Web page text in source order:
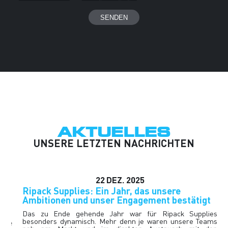
Funktionsvielfalt ist der Wagen ein echter mobiler
Arbeitsplatz. Verlängerungen und Werkzeuge werden
sicher aufbewahrt.
UNSERE LETZTEN NACHRICHTEN
AKTUELLES
22DEZ.2025
Ripack Supplies: Ein Jahr, das unsere
Ambitionen und unser Engagement bestätigt
Das zu Ende gehende Jahr war für Ripack Supplies
besonders dynamisch. Mehr denn je waren unsere Teams